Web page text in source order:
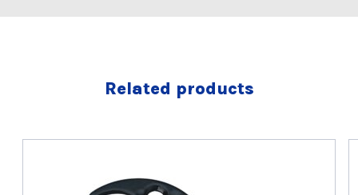
Related products